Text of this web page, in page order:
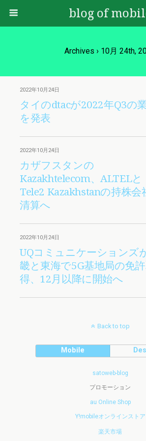
blog of
Archives › 10月 24th,
2022年10月24日
タイのdtacが2022年Q3の
を発表
2022年10月24日
カザフスタンの
Kazakhtelecom、ALTELと
Tele2 Kazakhstanの持株会
清算へ
2022年10月24日
UQコミュニケーションズ
畿と東海で5G基地局の免
得、12月以降に開始へ
Back to top
Mobile
satoweb-blog
プロモーション
au Online Shop
Y!mobileオンラインストア
楽天市場